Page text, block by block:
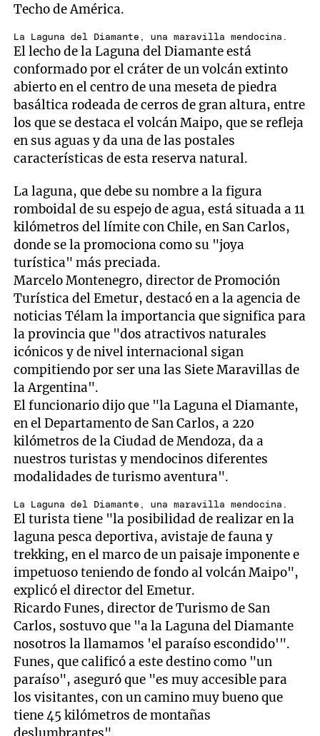
Techo de América.
La Laguna del Diamante, una maravilla mendocina.
El lecho de la Laguna del Diamante está
conformado por el cráter de un volcán extinto
abierto en el centro de una meseta de piedra
basáltica rodeada de cerros de gran altura, entre
los que se destaca el volcán Maipo, que se refleja
en sus aguas y da una de las postales
características de esta reserva natural.
La laguna, que debe su nombre a la figura
romboidal de su espejo de agua, está situada a 11
kilómetros del límite con Chile, en San Carlos,
donde se la promociona como su "joya
turística" más preciada.
Marcelo Montenegro, director de Promoción
Turística del Emetur, destacó en a la agencia de
noticias Télam la importancia que significa para
la provincia que "dos atractivos naturales
icónicos y de nivel internacional sigan
compitiendo por ser una las Siete Maravillas de
la Argentina".
El funcionario dijo que "la Laguna el Diamante,
en el Departamento de San Carlos, a 220
kilómetros de la Ciudad de Mendoza, da a
nuestros turistas y mendocinos diferentes
modalidades de turismo aventura".
La Laguna del Diamante, una maravilla mendocina.
El turista tiene "la posibilidad de realizar en la
laguna pesca deportiva, avistaje de fauna y
trekking, en el marco de un paisaje imponente e
impetuoso teniendo de fondo al volcán Maipo",
explicó el director del Emetur.
Ricardo Funes, director de Turismo de San
Carlos, sostuvo que "a la Laguna del Diamante
nosotros la llamamos 'el paraíso escondido'".
Funes, que calificó a este destino como "un
paraíso", aseguró que "es muy accesible para
los visitantes, con un camino muy bueno que
tiene 45 kilómetros de montañas